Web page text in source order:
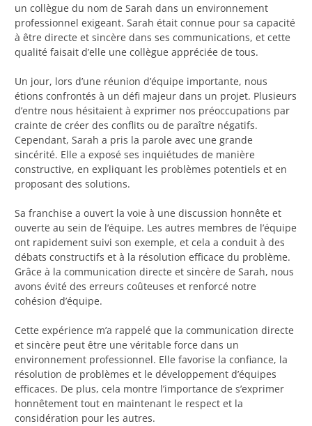
un collègue du nom de Sarah dans un environnement
professionnel exigeant. Sarah était connue pour sa capacité
à être directe et sincère dans ses communications, et cette
qualité faisait d’elle une collègue appréciée de tous.
Un jour, lors d’une réunion d’équipe importante, nous
étions confrontés à un défi majeur dans un projet. Plusieurs
d’entre nous hésitaient à exprimer nos préoccupations par
crainte de créer des conflits ou de paraître négatifs.
Cependant, Sarah a pris la parole avec une grande
sincérité. Elle a exposé ses inquiétudes de manière
constructive, en expliquant les problèmes potentiels et en
proposant des solutions.
Sa franchise a ouvert la voie à une discussion honnête et
ouverte au sein de l’équipe. Les autres membres de l’équipe
ont rapidement suivi son exemple, et cela a conduit à des
débats constructifs et à la résolution efficace du problème.
Grâce à la communication directe et sincère de Sarah, nous
avons évité des erreurs coûteuses et renforcé notre
cohésion d’équipe.
Cette expérience m’a rappelé que la communication directe
et sincère peut être une véritable force dans un
environnement professionnel. Elle favorise la confiance, la
résolution de problèmes et le développement d’équipes
efficaces. De plus, cela montre l’importance de s’exprimer
honnêtement tout en maintenant le respect et la
considération pour les autres.